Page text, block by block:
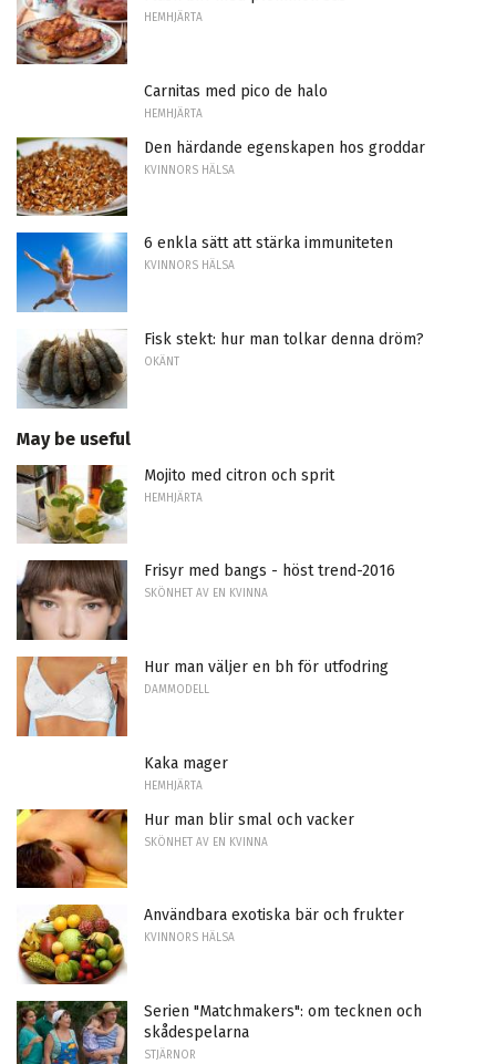
HEMHJÄRTA
Carnitas med pico de halo
HEMHJÄRTA
Den härdande egenskapen hos groddar
KVINNORS HÄLSA
6 enkla sätt att stärka immuniteten
KVINNORS HÄLSA
Fisk stekt: hur man tolkar denna dröm?
OKÄNT
May be useful
Mojito med citron och sprit
HEMHJÄRTA
Frisyr med bangs - höst trend-2016
SKÖNHET AV EN KVINNA
Hur man väljer en bh för utfodring
DAMMODELL
Kaka mager
HEMHJÄRTA
Hur man blir smal och vacker
SKÖNHET AV EN KVINNA
Användbara exotiska bär och frukter
KVINNORS HÄLSA
Serien "Matchmakers": om tecknen och
skådespelarna
STJÄRNOR